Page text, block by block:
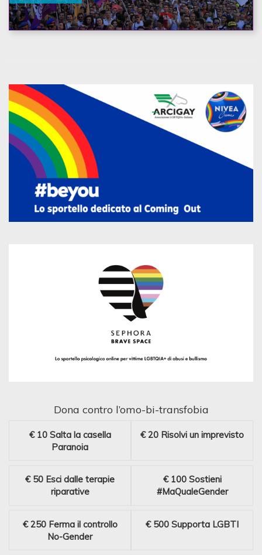
Dona contro l’omo-bi-transfobia
€ 10 Salta la casella
Paranoia
€ 20 Risolvi un imprevisto
€ 50 Esci dalle terapie
riparative
€ 100 Sostieni
#MaQualeGender
€ 250 Ferma il controllo
No-Gender
€ 500 Supporta LGBTI